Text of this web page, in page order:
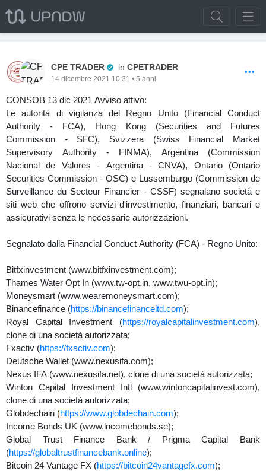
CPE TRADER Pro Trader
in CPETRADER
14 dicembre 2021 10:31 • 5 anni
CONSOB 13 dic 2021 Avviso attivo:
Le autorità di vigilanza del Regno Unito (Financial Conduct
Authority - FCA), Hong Kong (Securities and Futures
Commission - SFC), Svizzera (Swiss Financial Market
Supervisory Authority - FINMA), Argentina (Commission
Nacional de Valores - Argentina - CNVA), Ontario (Ontario
Securities Commission - OSC) e Lussemburgo (Commission de
Surveillance du Secteur Financier - CSSF) segnalano società e
siti web che offrono servizi d'investimento, finanziari, bancari e
assicurativi senza le necessarie autorizzazioni.
Segnalato dalla Financial Conduct Authority (FCA) - Regno Unito:
Bitfxinvestment (www.bitfxinvestment.com);
Thames Water Opt In (www.tw-opt.in, www.twu-opt.in);
Moneysmart (www.wearemoneysmart.com);
Binancefinance (https://binancefinanceltd.com);
Royal Capital Investment (https://royalcapitalinvestment.com),
clone di una società autorizzata;
Fxactiv (https://fxactiv.com);
Deutsche Wallet (www.nexusifa.com);
Nexus IFA (www.nexusifa.net), clone di una società autorizzata;
Winton Capital Investment Intl (www.wintoncapitalinvest.com),
clone di una società autorizzata;
Globdechain (https://www.globdechain.com);
Income Bonds UK (www.incomebonds.se);
Global Trust Finance Bank / Prigma Capital Bank
(https://globaltrustfinancebank.online);
Bitcoin 24 Vantage FX (https://bitcoin24vantagefx.com);